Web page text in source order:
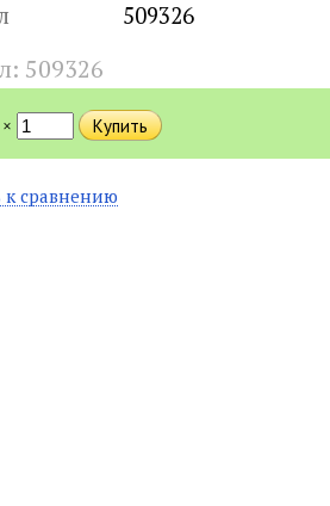
509326
509326
×
к сравнению